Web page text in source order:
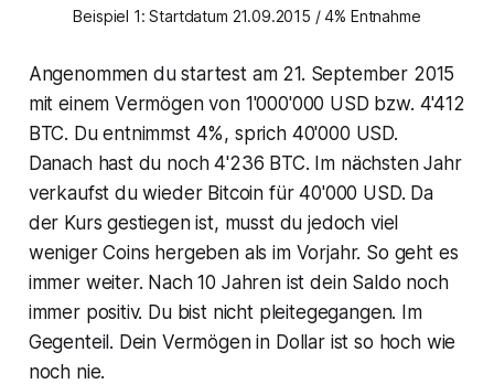
Beispiel 1: Startdatum 21.09.2015 / 4% Entnahme
Angenommen du startest am 21. September 2015
mit einem Vermögen von 1'000'000 USD bzw. 4'412
BTC. Du entnimmst 4%, sprich 40'000 USD.
Danach hast du noch 4'236 BTC. Im nächsten Jahr
verkaufst du wieder Bitcoin für 40'000 USD. Da
der Kurs gestiegen ist, musst du jedoch viel
weniger Coins hergeben als im Vorjahr. So geht es
immer weiter. Nach 10 Jahren ist dein Saldo noch
immer positiv. Du bist nicht pleitegegangen. Im
Gegenteil. Dein Vermögen in Dollar ist so hoch wie
noch nie.